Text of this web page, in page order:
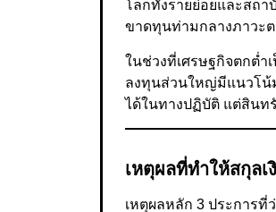
โลกทั้งรายย่อยและสถ
ขาดทุนท่ามกลางภาวะต
ในช่วงที่เศรษฐกิจตกต่ำ
ลงทุนส่วนใหญ่มีแนวโน้ม
ได้ในทางปฏิบัติ แต่สินท
เหตุผลที่ทำให้สกุล
เหตุผลหลัก 3 ประการ